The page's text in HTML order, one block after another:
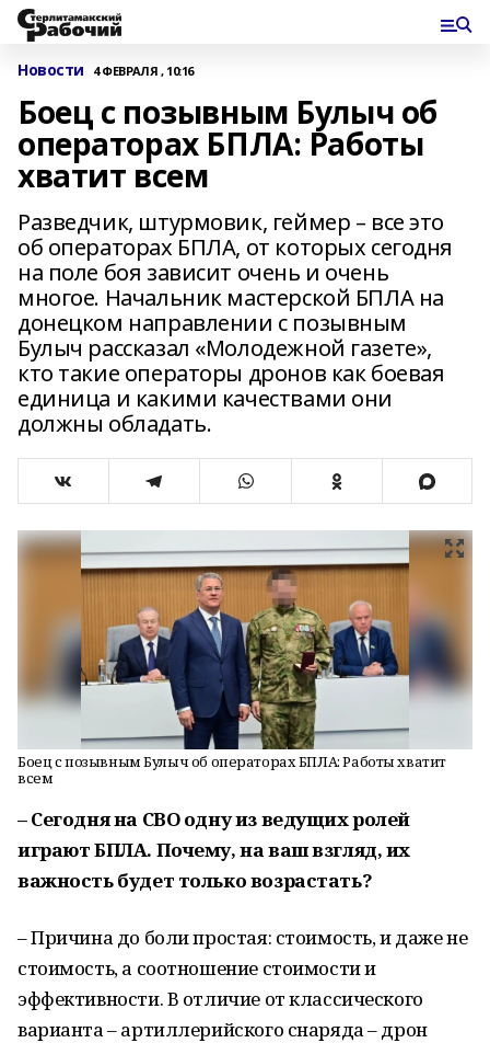
Новости 4 ФЕВРАЛЯ , 10:16
Боец с позывным Булыч об
операторах БПЛА: Работы
хватит всем
Разведчик, штурмовик, геймер – все это
об операторах БПЛА, от которых сегодня
на поле боя зависит очень и очень
многое. Начальник мастерской БПЛА на
донецком направлении с позывным
Булыч рассказал «Молодежной газете»,
кто такие операторы дронов как боевая
единица и какими качествами они
должны обладать.
Боец с позывным Булыч об операторах БПЛА: Работы хватит
всем
– Сегодня на СВО одну из ведущих ролей
играют БПЛА. Почему, на ваш взгляд, их
важность будет только возрастать?
– Причина до боли простая: стоимость, и даже не
стоимость, а соотношение стоимости и
эффективности. В отличие от классического
варианта – артиллерийского снаряда – дрон